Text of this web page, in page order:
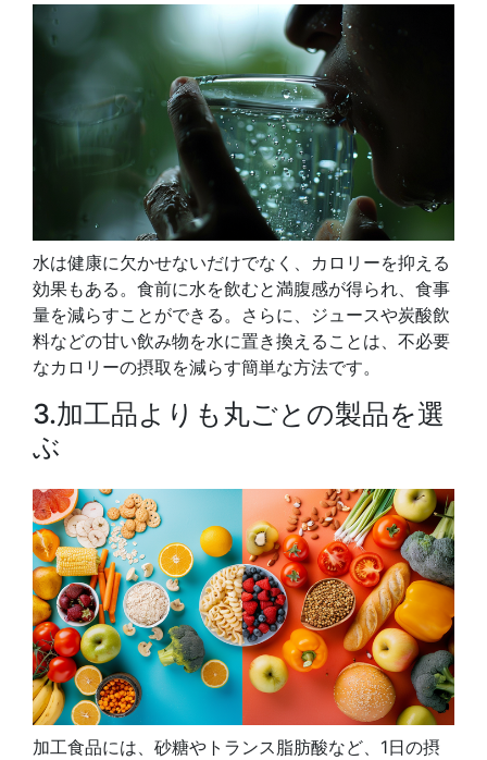
水は健康に欠かせないだけでなく、カロリーを抑える
効果もある。食前に水を飲むと満腹感が得られ、食事
量を減らすことができる。さらに、ジュースや炭酸飲
料などの甘い飲み物を水に置き換えることは、不必要
なカロリーの摂取を減らす簡単な方法です。
3.加工品よりも丸ごとの製品を選
ぶ
加工食品には、砂糖やトランス脂肪酸など、1日の摂